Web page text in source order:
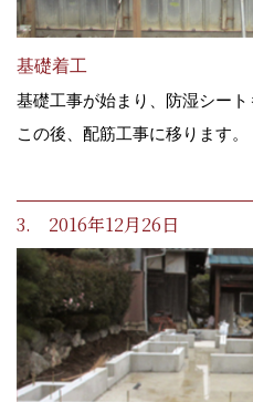
基礎着工
基礎工事が始まり、防湿シート
この後、配筋工事に移ります。
3. 2016年12月26日